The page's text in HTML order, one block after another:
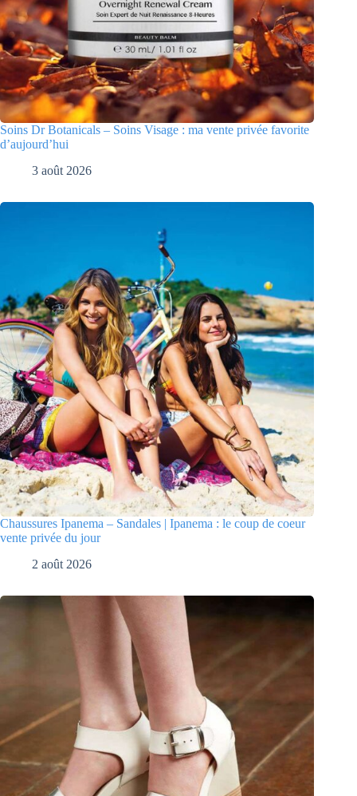
Soins Dr Botanicals – Soins Visage : ma vente privée favorite
d’aujourd’hui
3 août 2026
Chaussures Ipanema – Sandales | Ipanema : le coup de coeur
vente privée du jour
2 août 2026